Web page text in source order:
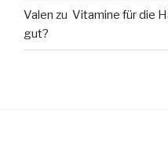
Valen zu Vitamine für die
gut?